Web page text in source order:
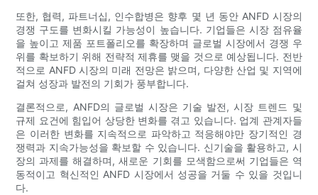
또한, 협력, 파트너십, 인수합병은 향후 몇 년 동안 ANFD 시장의
경쟁 구도를 변화시킬 가능성이 높습니다. 기업들은 시장 점유율
을 높이고 제품 포트폴리오를 확장하며 글로벌 시장에서 경쟁 우
위를 확보하기 위해 전략적 제휴를 맺을 것으로 예상됩니다. 전반
적으로 ANFD 시장의 미래 전망은 밝으며, 다양한 산업 및 지역에
걸쳐 성장과 발전의 기회가 풍부합니다.
결론적으로, ANFD의 글로벌 시장은 기술 발전, 시장 트렌드 및
규제 요건에 힘입어 상당한 변화를 겪고 있습니다. 업계 관계자들
은 이러한 변화를 지속적으로 파악하고 적응해야만 장기적인 경
쟁력과 지속가능성을 확보할 수 있습니다. 신기술을 활용하고, 시
장의 과제를 해결하며, 새로운 기회를 모색함으로써 기업들은 역
동적이고 혁신적인 ANFD 시장에서 성공을 거둘 수 있을 것입니
다.